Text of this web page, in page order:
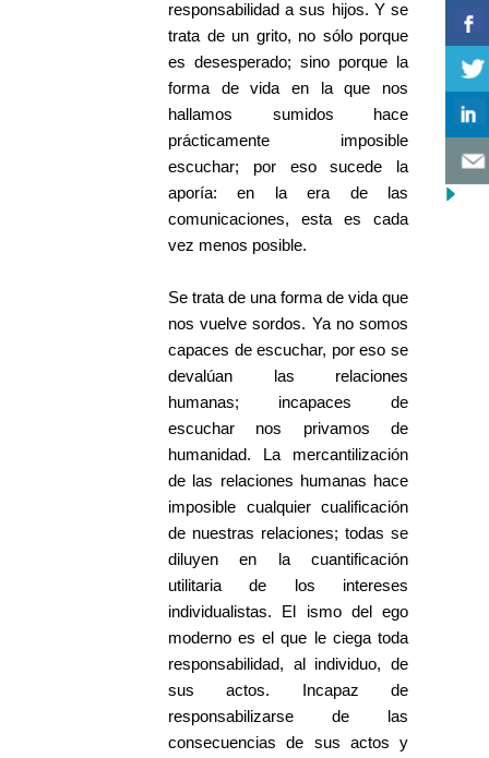
responsabilidad a sus hijos. Y se
trata de un grito, no sólo porque
es desesperado; sino porque la
forma de vida en la que nos
hallamos sumidos hace
prácticamente imposible
escuchar; por eso sucede la
aporía: en la era de las
comunicaciones, esta es cada
vez menos posible.
Se trata de una forma de vida que
nos vuelve sordos. Ya no somos
capaces de escuchar, por eso se
devalúan las relaciones
humanas; incapaces de
escuchar nos privamos de
humanidad. La mercantilización
de las relaciones humanas hace
imposible cualquier cualificación
de nuestras relaciones; todas se
diluyen en la cuantificación
utilitaria de los intereses
individualistas. El ismo del ego
moderno es el que le ciega toda
responsabilidad, al individuo, de
sus actos. Incapaz de
responsabilizarse de las
consecuencias de sus actos y